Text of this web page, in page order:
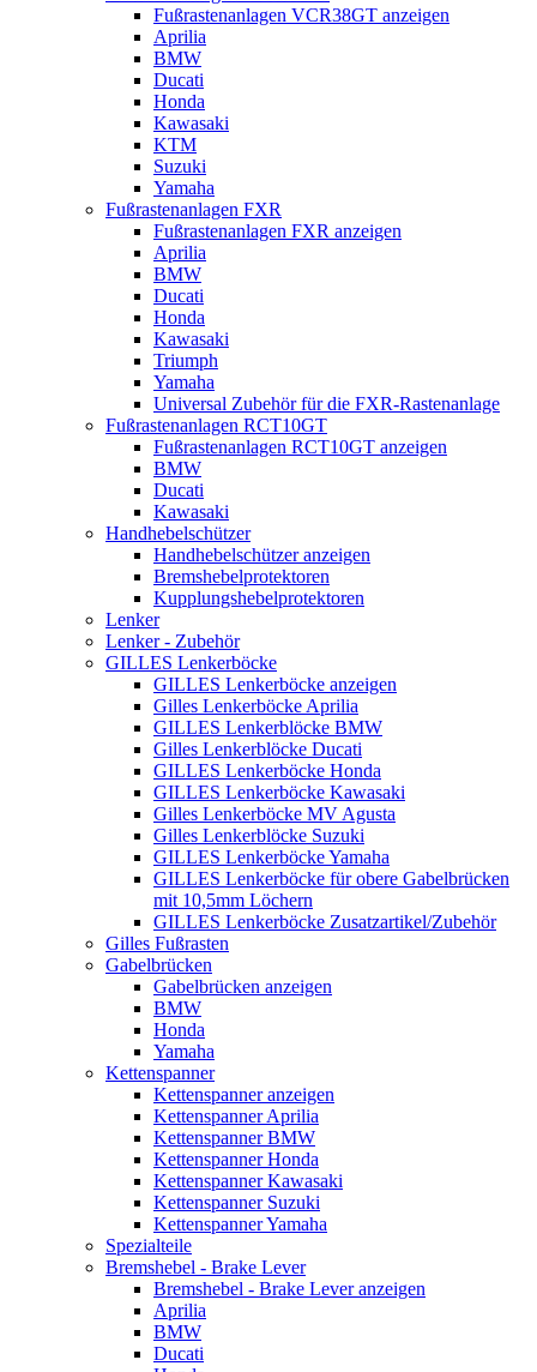
Fußrastenanlagen VCR38GT anzeigen
Aprilia
BMW
Ducati
Honda
Kawasaki
KTM
Suzuki
Yamaha
Fußrastenanlagen FXR
Fußrastenanlagen FXR anzeigen
Aprilia
BMW
Ducati
Honda
Kawasaki
Triumph
Yamaha
Universal Zubehör für die FXR-Rastenanlage
Fußrastenanlagen RCT10GT
Fußrastenanlagen RCT10GT anzeigen
BMW
Ducati
Kawasaki
Handhebelschützer
Handhebelschützer anzeigen
Bremshebelprotektoren
Kupplungshebelprotektoren
Lenker
Lenker - Zubehör
GILLES Lenkerböcke
GILLES Lenkerböcke anzeigen
Gilles Lenkerböcke Aprilia
GILLES Lenkerblöcke BMW
Gilles Lenkerblöcke Ducati
GILLES Lenkerböcke Honda
GILLES Lenkerböcke Kawasaki
Gilles Lenkerböcke MV Agusta
Gilles Lenkerblöcke Suzuki
GILLES Lenkerböcke Yamaha
GILLES Lenkerböcke für obere Gabelbrücken
mit 10,5mm Löchern
GILLES Lenkerböcke Zusatzartikel/Zubehör
Gilles Fußrasten
Gabelbrücken
Gabelbrücken anzeigen
BMW
Honda
Yamaha
Kettenspanner
Kettenspanner anzeigen
Kettenspanner Aprilia
Kettenspanner BMW
Kettenspanner Honda
Kettenspanner Kawasaki
Kettenspanner Suzuki
Kettenspanner Yamaha
Spezialteile
Bremshebel - Brake Lever
Bremshebel - Brake Lever anzeigen
Aprilia
BMW
Ducati